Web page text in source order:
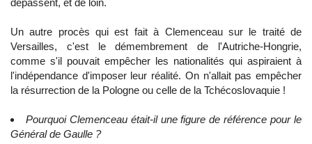
dépassent, et de loin.
Un autre procès qui est fait à Clemenceau sur le traité de
Versailles, c'est le démembrement de l'Autriche-Hongrie,
comme s'il pouvait empêcher les nationalités qui aspiraient à
l'indépendance d'imposer leur réalité. On n'allait pas empêcher
la résurrection de la Pologne ou celle de la Tchécoslovaquie !
Pourquoi Clemenceau était-il une figure de référence pour le
Général de Gaulle ?